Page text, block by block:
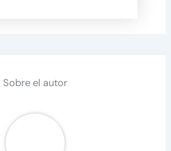
Sobre el autor